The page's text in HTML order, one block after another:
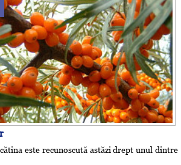
este recunoscută astăzi drept unul dintre